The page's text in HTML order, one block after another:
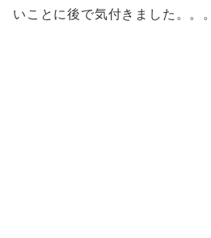
いことに後で気付きました。。。